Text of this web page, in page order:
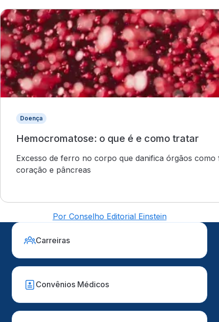
Doença
Hemocromatose: o que é e como tratar
Excesso de ferro no corpo que danifica órgãos como
coração e pâncreas
Por Conselho Editorial Einstein
Carreiras
Convênios Médicos